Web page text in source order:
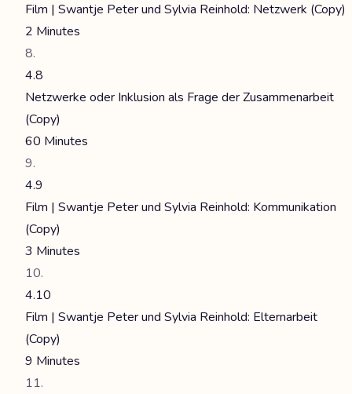
Film | Swantje Peter und Sylvia Reinhold: Netzwerk (Copy)
2 Minutes
4.8
Netzwerke oder Inklusion als Frage der Zusammenarbeit
(Copy)
60 Minutes
4.9
Film | Swantje Peter und Sylvia Reinhold: Kommunikation
(Copy)
3 Minutes
4.10
Film | Swantje Peter und Sylvia Reinhold: Elternarbeit
(Copy)
9 Minutes